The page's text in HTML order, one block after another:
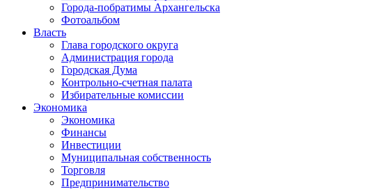
Города-побратимы Архангельска
Фотоальбом
Власть
Глава городского округа
Администрация города
Городская Дума
Контрольно-счетная палата
Избирательные комиссии
Экономика
Экономика
Финансы
Инвестиции
Муниципальная собственность
Торговля
Предпринимательство